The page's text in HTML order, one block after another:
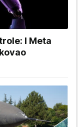
I Meta